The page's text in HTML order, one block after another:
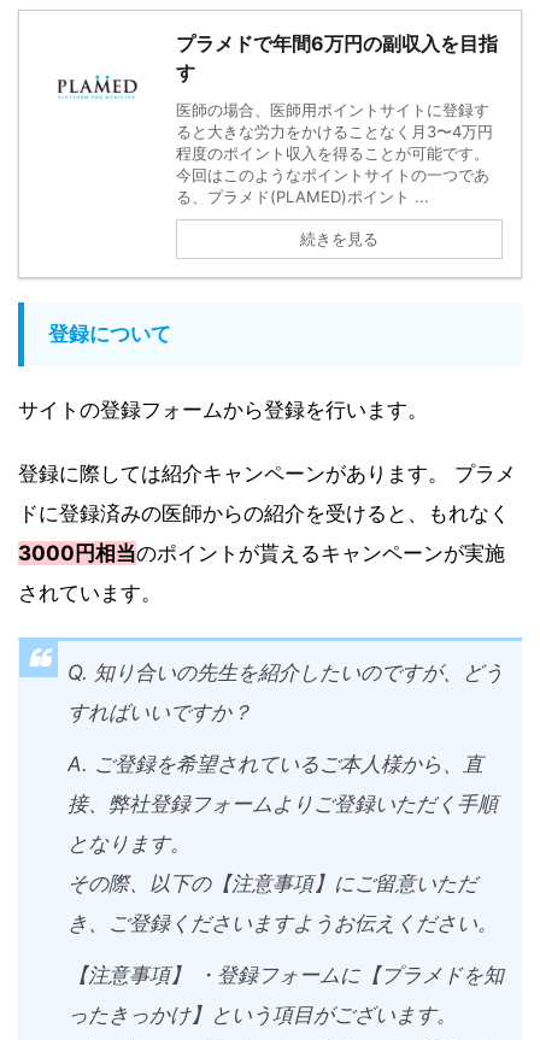
プラメドで年間6万円の副収入を目指
す
医師の場合、医師用ポイントサイトに登録す
ると大きな労力をかけることなく月3〜4万円
程度のポイント収入を得ることが可能です。
今回はこのようなポイントサイトの一つであ
る、プラメド(PLAMED)ポイント ...
続きを見る
登録について
サイトの登録フォームから登録を行います。
登録に際しては紹介キャンペーンがあります。 プラメ
ドに登録済みの医師からの紹介を受けると、もれなく
3000円相当のポイントが貰えるキャンペーンが実施
されています。
Q. 知り合いの先生を紹介したいのですが、どう
すればいいですか？
A. ご登録を希望されているご本人様から、直
接、弊社登録フォームよりご登録いただく手順
となります。
その際、以下の【注意事項】にご留意いただ
き、ご登録くださいますようお伝えください。
【注意事項】 ・登録フォームに【プラメドを知
ったきっかけ】という項目がございます。